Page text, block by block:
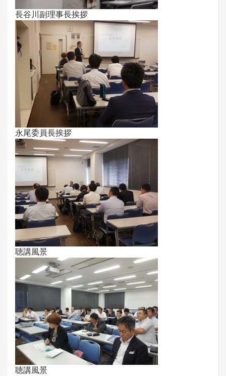
長谷川副理事長挨拶
永尾委員長挨拶
聴講風景
聴講風景